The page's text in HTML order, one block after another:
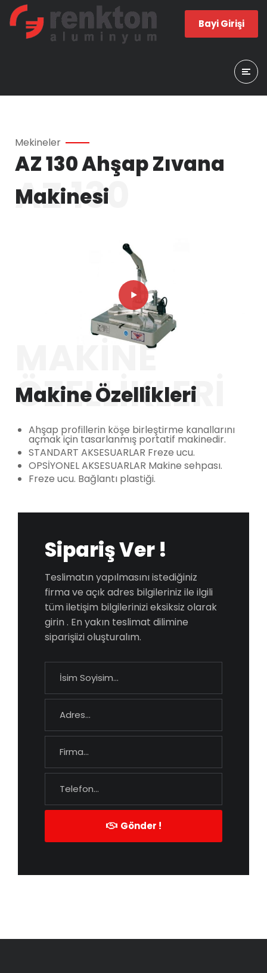
Bayi Girişi
AZ 130
Mekineler
AZ 130 Ahşap Zıvana
Makinesi
MAKINE
ÖZELLIKLERI
Makine Özellikleri
Ahşap profillerin köşe birleştirme kanallarını
açmak için tasarlanmış portatif makinedir.
STANDART AKSESUARLAR Freze ucu.
OPSİYONEL AKSESUARLAR Makine sehpası.
Freze ucu. Bağlantı plastiği.
Sipariş Ver !
Teslimatın yapılmasını istediğiniz
firma ve açık adres bilgileriniz ile ilgili
tüm iletişim bilgilerinizi eksiksiz olarak
girin . En yakın teslimat dilimine
siparişiizi oluşturalım.
Gönder !